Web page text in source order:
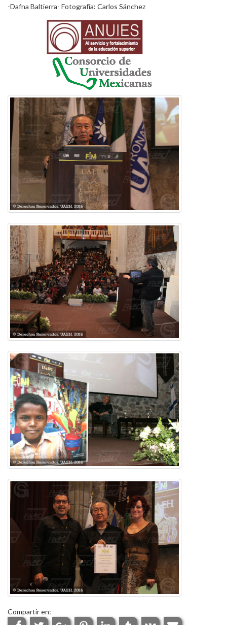
-Dafna Baltierra- Fotografía: Carlos Sánchez
Compartir en: